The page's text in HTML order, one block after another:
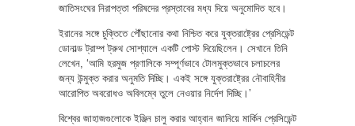
জাতিসংঘের নিরাপত্তা পরিষদের প্রস্তাবের মধ্য দিয়ে অনুমোদিত হবে।
ইরানের সঙ্গে চুক্তিতে পৌঁছানোর কথা নিশ্চিত করে যুক্তরাষ্ট্রের প্রেসিডেন্ট
ডোনাল্ড ট্রাম্প ট্রুথ সোশ্যালে একটি পোস্ট দিয়েছিলেন। সেখানে তিনি
লেখেন, ‘আমি হরমুজ প্রণালিকে সম্পূর্ণভাবে টোলমুক্তভাবে চলাচলের
জন্য উন্মুক্ত করার অনুমতি দিচ্ছি। একই সঙ্গে যুক্তরাষ্ট্রের নৌবাহিনীর
আরোপিত অবরোধও অবিলম্বে তুলে নেওয়ার নির্দেশ দিচ্ছি।’
বিশ্বের জাহাজগুলোকে ইঞ্জিন চালু করার আহ্বান জানিয়ে মার্কিন প্রেসিডেন্ট